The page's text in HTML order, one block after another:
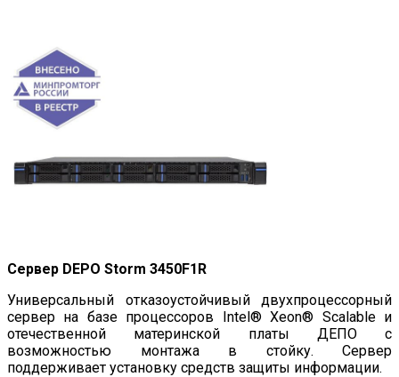
Сервер DEPO Storm 3450F1R
Универсальный отказоустойчивый двухпроцессорный
сервер на базе процессоров Intel® Xeon® Scalable и
отечественной материнской платы ДЕПО с
возможностью монтажа в стойку. Сервер
поддерживает установку средств защиты информации.